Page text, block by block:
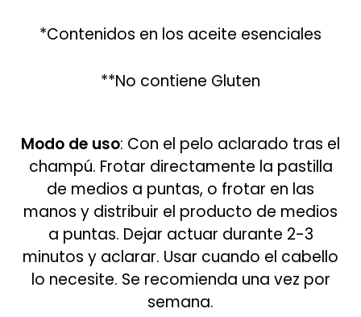
*Contenidos en los aceite esenciales
**No contiene Gluten
Modo de uso: Con el pelo aclarado tras el
champú. Frotar directamente la pastilla
de medios a puntas, o frotar en las
manos y distribuir el producto de medios
a puntas. Dejar actuar durante 2-3
minutos y aclarar. Usar cuando el cabello
lo necesite. Se recomienda una vez por
semana.